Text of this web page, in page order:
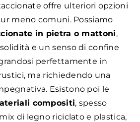
offre ulteriori opzioni
meno comuni. Possiamo
in pietra o mattoni,
e un senso di confine
perfettamente in
ma richiedendo una
Esistono poi le
compositi, spesso
di legno riciclato e plastica,